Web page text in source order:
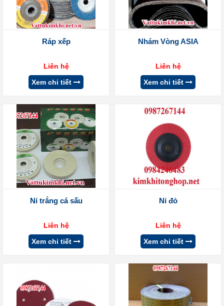
Ráp xếp
Liên hệ
Xem chi tiết
Nhám Vòng ASIA
Liên hệ
Xem chi tiết
Nỉ trắng cá sấu
Liên hệ
Xem chi tiết
Nỉ đỏ
Liên hệ
Xem chi tiết